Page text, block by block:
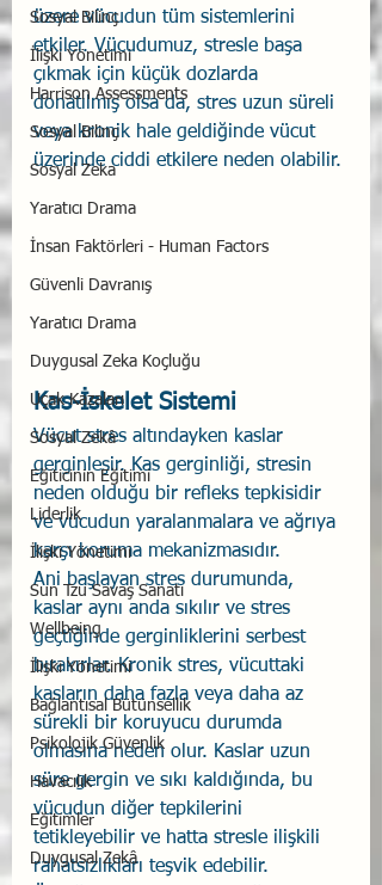
Sosyal Bilinç
İlişki Yönetimi
Harrison Assessments
Sosyal Bilinç
Sosyal Zeka
Yaratıcı Drama
İnsan Faktörleri - Human Factors
Güvenli Davranış
Yaratıcı Drama
Duygusal Zeka Koçluğu
Uçak Kazaları
Sosyal Zekâ
Eğiticinin Eğitimi
Liderlik
İlişki Yönetimi
Sun Tzu Savaş Sanatı
Wellbeing
İlişki Yönetimi
Bağlantısal Bütünsellik
Psikolojik Güvenlik
Havacılık
Eğitimler
Duygusal Zekâ
üzere vücudun tüm sistemlerini
etkiler. Vücudumuz, stresle başa
çıkmak için küçük dozlarda
donatılmış olsa da, stres uzun süreli
veya kronik hale geldiğinde vücut
üzerinde ciddi etkilere neden olabilir.
Kas-İskelet Sistemi
Vücut stres altındayken kaslar
gerginleşir. Kas gerginliği, stresin
neden olduğu bir refleks tepkisidir
ve vücudun yaralanmalara ve ağrıya
karşı koruma mekanizmasıdır.
Ani başlayan stres durumunda,
kaslar aynı anda sıkılır ve stres
geçtiğinde gerginliklerini serbest
bırakırlar. Kronik stres, vücuttaki
kasların daha fazla veya daha az
sürekli bir koruyucu durumda
olmasına neden olur. Kaslar uzun
süre gergin ve sıkı kaldığında, bu
vücudun diğer tepkilerini
tetikleyebilir ve hatta stresle ilişkili
rahatsızlıkları teşvik edebilir.